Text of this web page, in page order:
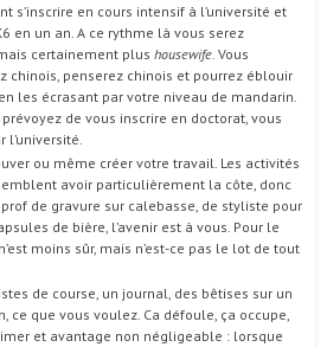
s’inscrire en cours intensif à l’université et
en un an. A ce rythme là vous serez
certainement plushousewife.Vous
chinois, penserez chinois et pourrez éblouir
les écrasant par votre niveau de mandarin.
de vous inscrire en doctorat, vous
ou même créer votre travail. Les activités
avoir particulièrement la côte, donc
de gravure sur calebasse, de styliste pour
de bière, l’avenir est à vous. Pour le
moins sûr, mais n’est-ce pas le lot de tout
de course, un journal, des bêtises sur un
ce que vous voulez. Ca défoule, ça occupe,
et avantage non négligeable : lorsque